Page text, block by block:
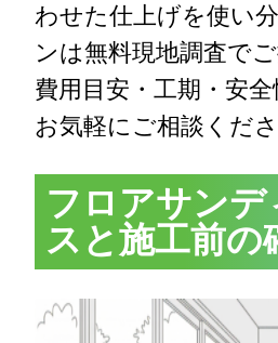
わせた仕上げを使い
ンは無料現地調査で
費用目安・工期・安
お気軽にご相談くださ
フロアサン
スと施工前の